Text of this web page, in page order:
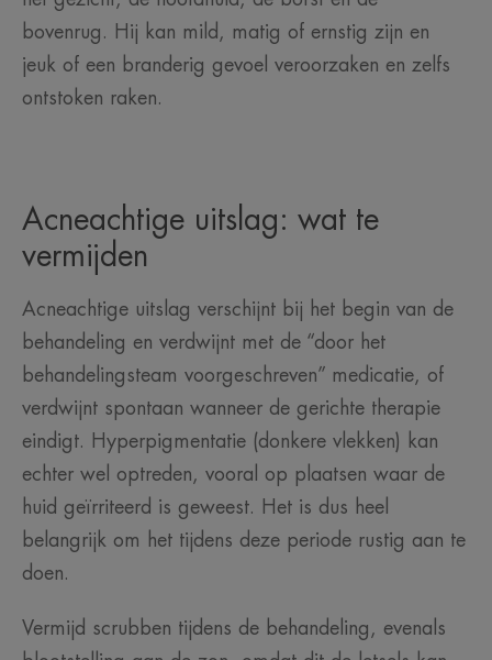
bovenrug. Hij kan mild, matig of ernstig zijn en
jeuk of een branderig gevoel veroorzaken en zelfs
ontstoken raken.
Acneachtige uitslag: wat te
vermijden
Acneachtige uitslag verschijnt bij het begin van de
behandeling en verdwijnt met de “door het
behandelingsteam voorgeschreven” medicatie, of
verdwijnt spontaan wanneer de gerichte therapie
eindigt. Hyperpigmentatie (donkere vlekken) kan
echter wel optreden, vooral op plaatsen waar de
huid geïrriteerd is geweest. Het is dus heel
belangrijk om het tijdens deze periode rustig aan te
doen.
Vermijd scrubben tijdens de behandeling, evenals